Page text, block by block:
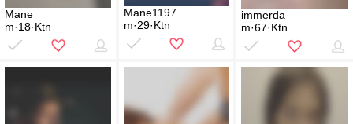
Mane
m·18·Ktn
Mane1197
m·29·Ktn
immerda
m·67·Ktn